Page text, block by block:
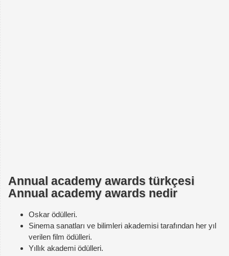
Annual academy awards türkçesi
Annual academy awards nedir
Oskar ödülleri.
Sinema sanatları ve bilimleri akademisi tarafından her yıl
verilen film ödülleri.
Yıllık akademi ödülleri.